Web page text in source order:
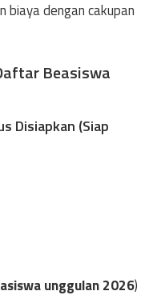
biaya dengan cakupan
Beasiswa
Disiapkan (Siap
unggulan 2026)